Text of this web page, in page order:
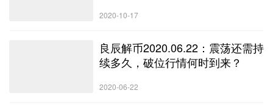
2020-10-17
良辰解币2020.06.22：震荡还需持
续多久，破位行情何时到来？
2020-06-22